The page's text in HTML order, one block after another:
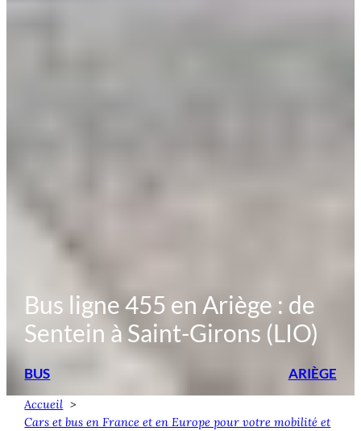
Bus ligne 455 en Ariège : de
Sentein à Saint-Girons (LIO)
BUS ARIÈGE
Accueil
Cars et bus en France et en Europe pour votre mobilité et